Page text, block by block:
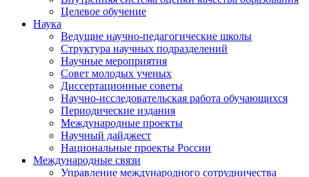
Целевое обучение
Наука
Ведущие научно-педагогические школы
Структура научных подразделений
Научные мероприятия
Совет молодых ученых
Диссертационные советы
Научно-исследовательская работа обучающихся
Периодические издания
Международные проекты
Научный дайджест
Национальные проекты России
Международные связи
Управление международного сотрудничества